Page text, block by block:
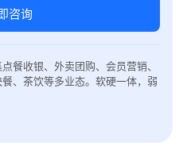
咨询
餐收银、外卖团购、会员营销、
、茶饮等多业态。软硬一体，弱